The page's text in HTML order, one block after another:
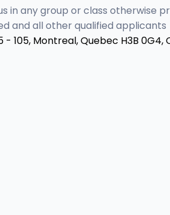
in any group or class otherwise
and all other qualified applicants
105, Montreal, Quebec H3B 0G4,